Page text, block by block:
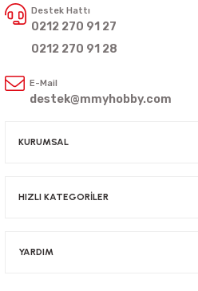
Destek Hattı
0212 270 91 27
0212 270 91 28
E-Mail
destek@mmyhobby.com
KURUMSAL
HIZLI KATEGORİLER
YARDIM